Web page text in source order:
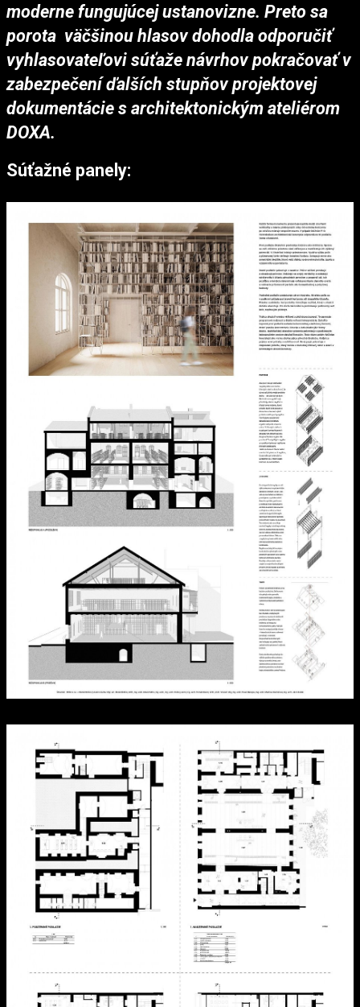
moderne fungujúcej ustanovizne. Preto sa
porota väčšinou hlasov dohodla odporučiť
vyhlasovateľovi súťaže návrhov pokračovať v
zabezpečení ďalších stupňov projektovej
dokumentácie s architektonickým ateliérom
DOXA.
Súťažné panely: